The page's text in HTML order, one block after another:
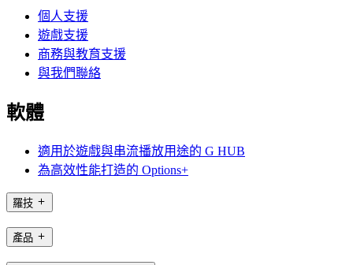
個人支援
遊戲支援
商務與教育支援
與我們聯絡
軟體
適用於遊戲與串流播放用途的 G HUB
為高效性能打造的 Options+
羅技
產品